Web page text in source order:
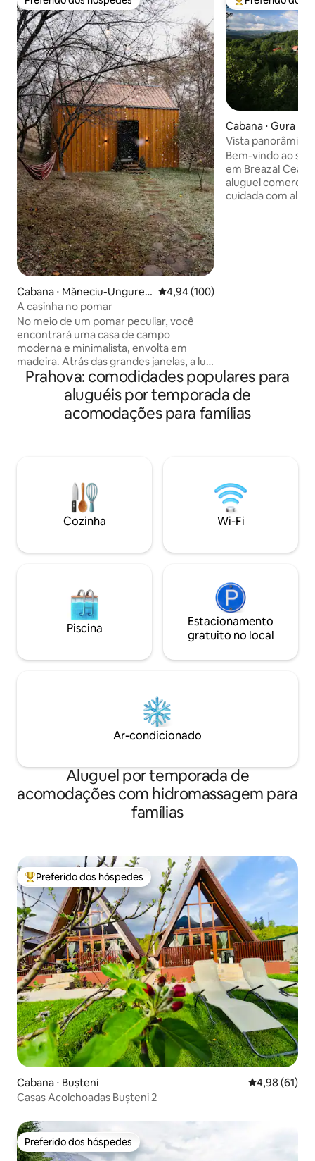
Preferido dos hóspedes
Cabana ⋅ Măneciu-Unguren
i
4,94 de uma avaliação média de
4,94 (100)
A casinha no pomar
No meio de um pomar peculiar, você
encontrará uma casa de campo
moderna e minimalista, envolta em
madeira. Atrás das grandes janelas, a luz
natural permeia o interior, destacando o
espaço aberto e os acabamentos limpos.
A banheira externa completa a imagem
relaxante do lugar, convidando a
contemporâneo com a beleza natural do
ambiente circundante que pode surgir
através de ruídos inesperados.
Entre os
Cabana ⋅ Gura
Vista panorâmica
Cabana Ceas cu
Bem-vindo ao
em Breaza! Ceas
aluguel
cuidada com
Prahova: comodidades populares para
aluguéis por temporada de
acomodações para famílias
Cozinha Wi-Fi
Piscina
Estacionamento
gratuito no local
Ar-condicionado
Aluguel por temporada de
acomodações com hidromassagem para
famílias
Entre os melhores preferidos dos hóspedes
Preferido dos hóspedes
Cabana ⋅ Bușteni 4,98 de uma
4,98 (61)
Casas Acolchoadas Bușteni 2
Preferido dos hóspedes
Preferido dos hóspedes